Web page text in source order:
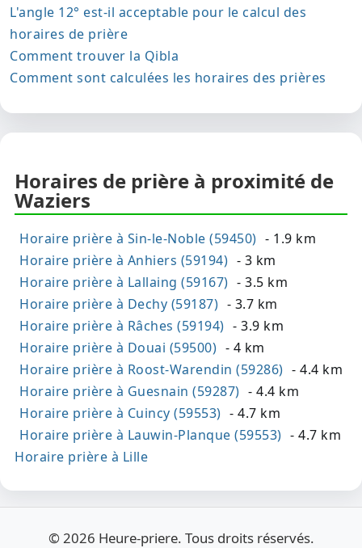
L'angle 12° est-il acceptable pour le calcul des
horaires de prière
Comment trouver la Qibla
Comment sont calculées les horaires des prières
Horaires de prière à proximité de
Waziers
Horaire prière à Sin-le-Noble (59450) - 1.9 km
Horaire prière à Anhiers (59194) - 3 km
Horaire prière à Lallaing (59167) - 3.5 km
Horaire prière à Dechy (59187) - 3.7 km
Horaire prière à Râches (59194) - 3.9 km
Horaire prière à Douai (59500) - 4 km
Horaire prière à Roost-Warendin (59286) - 4.4 km
Horaire prière à Guesnain (59287) - 4.4 km
Horaire prière à Cuincy (59553) - 4.7 km
Horaire prière à Lauwin-Planque (59553) - 4.7 km
Horaire prière à Lille
© 2026 Heure-priere. Tous droits réservés.